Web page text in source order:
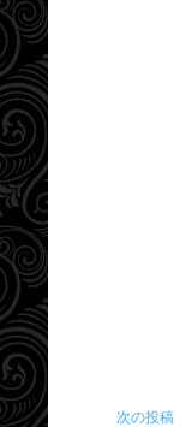
次の投稿